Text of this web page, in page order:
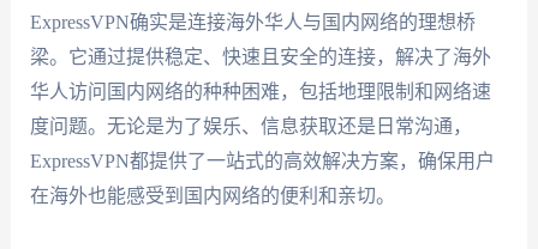
ExpressVPN确实是连接海外华人与国内网络的理想桥
梁。它通过提供稳定、快速且安全的连接，解决了海外
华人访问国内网络的种种困难，包括地理限制和网络速
度问题。无论是为了娱乐、信息获取还是日常沟通，
ExpressVPN都提供了一站式的高效解决方案，确保用户
在海外也能感受到国内网络的便利和亲切。